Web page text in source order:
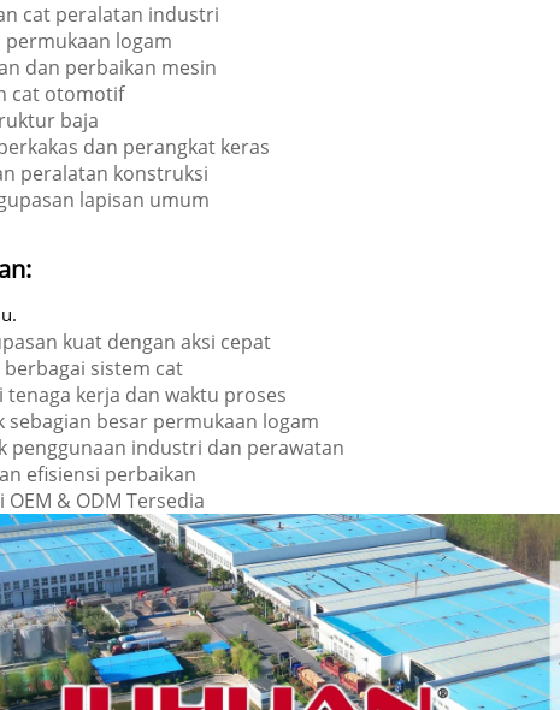
cat peralatan industri
permukaan logam
dan perbaikan mesin
cat otomotif
baja
dan perangkat keras
peralatan konstruksi
lapisan umum
kuat dengan aksi cepat
berbagai sistem cat
tenaga kerja dan waktu proses
sebagian besar permukaan logam
penggunaan industri dan perawatan
efisiensi perbaikan
& ODM Tersedia